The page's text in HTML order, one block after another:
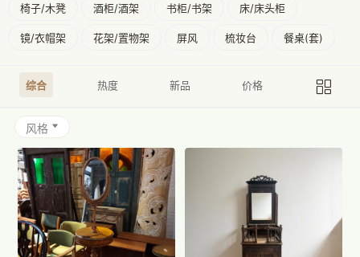
椅子/木凳 酒柜/酒架 书柜/书架 床/床头柜
镜/衣帽架 花架/置物架 屏风 梳妆台 餐桌(套)
综合 热度 新品 价格
风格